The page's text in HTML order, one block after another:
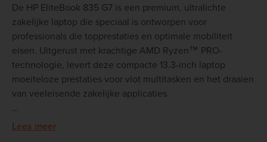
De HP EliteBook 835 G7 is een premium, ultralichte
zakelijke laptop die speciaal is ontworpen voor
professionals die topprestaties en optimale mobiliteit
eisen. Uitgerust met krachtige AMD Ryzen™ PRO-
technologie, levert deze compacte 13.3-inch laptop
moeiteloze prestaties voor vlot multitasken en het draaien
van veeleisende zakelijke applicaties.
Het verfijnde, moderne design zorgt voor een
Lees meer